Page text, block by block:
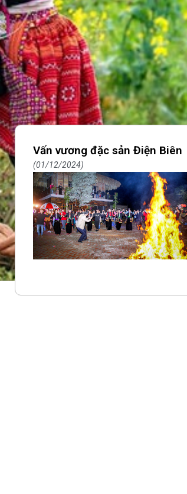
Vấn vương đặc sản Điện Biên
01/12/2024